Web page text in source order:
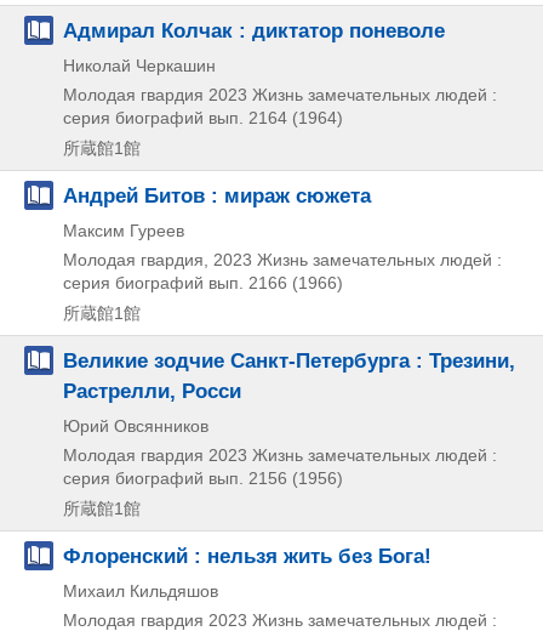
Адмирал Колчак : диктатор поневоле
Николай Черкашин
Молодая гвардия 2023 Жизнь замечательных людей :
серия биографий вып. 2164 (1964)
所蔵館1館
Андрей Битов : мираж сюжета
Максим Гуреев
Молодая гвардия, 2023 Жизнь замечательных людей :
серия биографий вып. 2166 (1966)
所蔵館1館
Великие зодчие Санкт-Петербурга : Трезини,
Растрелли, Росси
Юрий Овсянников
Молодая гвардия 2023 Жизнь замечательных людей :
серия биографий вып. 2156 (1956)
所蔵館1館
Флоренский : нельзя жить без Бога!
Михаил Кильдяшов
Молодая гвардия 2023 Жизнь замечательных людей :